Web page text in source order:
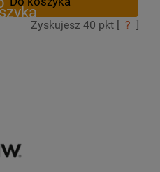
Zyskujesz 40 pkt [ ? ]